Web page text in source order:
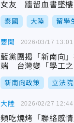
女友 牆留血書墜樓
泰國 大陸 留學
要聞
藍黨團揭「新南向
端 台灣變「學工之
新南向政策 立法院
2026/03/17 13:01
大陸
頻吃燒烤「聯絡感
2026/02/27 12:44